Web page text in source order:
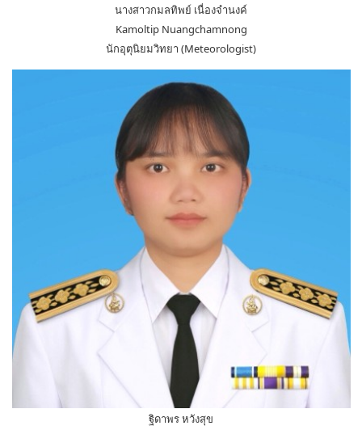
นางสาวกมลทิพย์ เนื่องจำนงค์
Kamoltip Nuangchamnong
นักอุตุนิยมวิทยา (Meteorologist)
ฐิดาพร หวังสุข